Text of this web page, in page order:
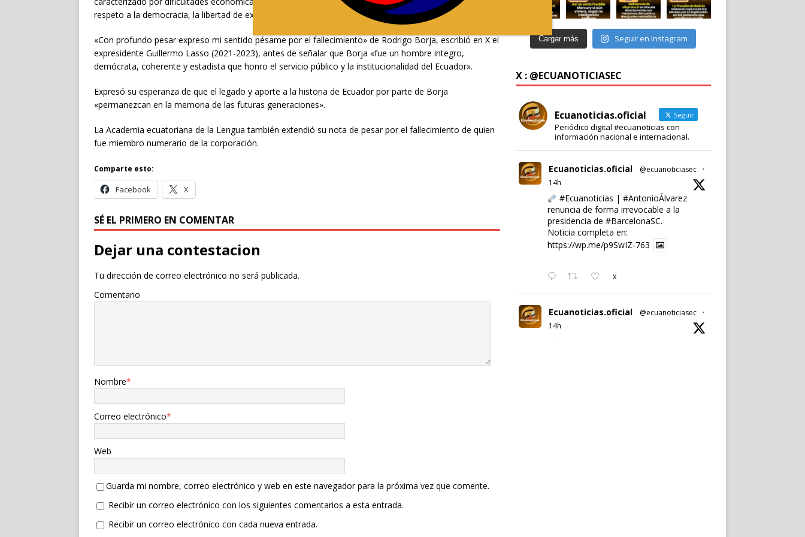
respeto a la democracia, la libertad de expresión y el pluralismo político.
«Con profundo pesar expreso mi sentido pésame por el fallecimiento» de Rodrigo Borja, escribió en X el
expresidente Guillermo Lasso (2021-2023), antes de señalar que Borja «fue un hombre integro,
demócrata, coherente y estadista que honro el servicio público y la institucionalidad del Ecuador».
Expresó su esperanza de que el legado y aporte a la historia de Ecuador por parte de Borja
«permanezcan en la memoria de las futuras generaciones».
La Academia ecuatoriana de la Lengua también extendió su nota de pesar por el fallecimiento de quien
fue miembro numerario de la corporación.
Comparte esto:
Facebook X
SÉ EL PRIMERO EN COMENTAR
Dejar una contestacion
Tu dirección de correo electrónico no será publicada.
Comentario
Nombre*
Correo electrónico*
Web
Guarda mi nombre, correo electrónico y web en este navegador para la próxima vez que comente.
Recibir un correo electrónico con los siguientes comentarios a esta entrada.
Recibir un correo electrónico con cada nueva entrada.
Cargar más Seguir en Instagram
X : @ECUANOTICIASEC
Ecuanoticias.oficial Seguir
Periódico digital #ecuanoticias con
información nacional e internacional.
Ecuanoticias.oficial @ecuanoticiasec
·
14h
#Ecuanoticias | #AntonioÁlvarez
renuncia de forma irrevocable a la
presidencia de #BarcelonaSC.
Noticia completa en:
https://wp.me/p9SwIZ-763
X
Ecuanoticias.oficial @ecuanoticiasec
·
14h